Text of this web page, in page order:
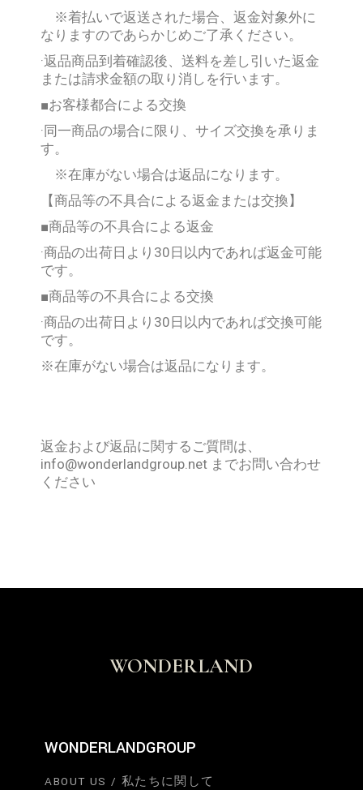
※着払いで返送された場合、返金対象外に
なりますのであらかじめご了承ください。
·返品商品到着確認後、送料を差し引いた返金
または請求金額の取り消しを行います。
■お客様都合による交換
·同一商品の場合に限り、サイズ交換を承りま
す。
※在庫がない場合は返品になります。
【商品等の不具合による返金または交換】
■商品等の不具合による返金
·商品の出荷日より 30 日以内であれば返金可能
です。
■商品等の不具合による交換
·商品の出荷日より 30 日以内であれば交換可能
です。
※在庫がない場合は返品になります。
返金および返品に関するご質問は、
info@wonderlandgroup.net までお問い合わせ
ください
WONDERLAND
WONDERLANDGROUP
ABOUT US / 私たちに関して